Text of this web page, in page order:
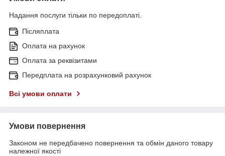
Надання послуги тільки по передоплаті.
Післяплата
Оплата на рахунок
Оплата за реквізитами
Передплата на розрахунковий рахунок
Всі умови оплати
Умови повернення
Законом не передбачено повернення та обмін даного товару
належної якості